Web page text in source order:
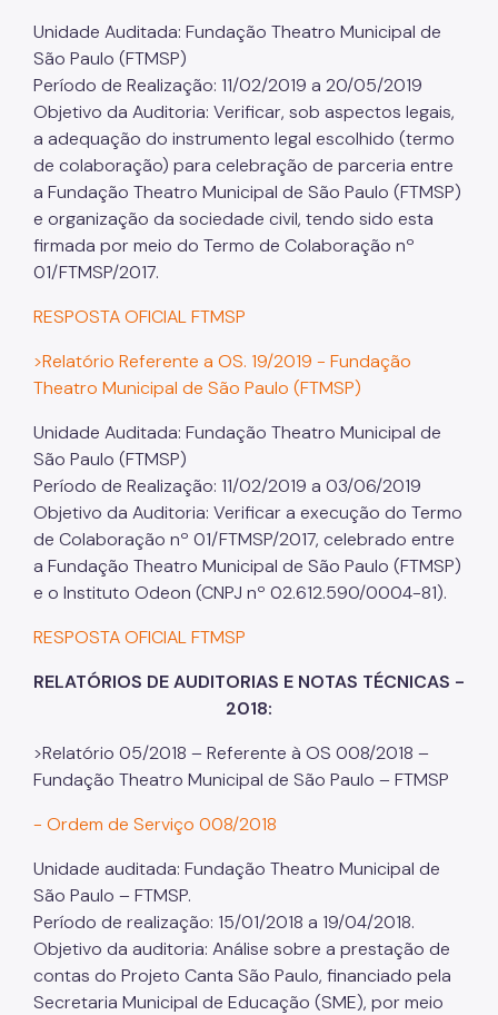
Unidade Auditada: Fundação Theatro Municipal de
São Paulo (FTMSP)
Período de Realização: 11/02/2019 a 20/05/2019
Objetivo da Auditoria: Verificar, sob aspectos legais,
a adequação do instrumento legal escolhido (termo
de colaboração) para celebração de parceria entre
a Fundação Theatro Municipal de São Paulo (FTMSP)
e organização da sociedade civil, tendo sido esta
firmada por meio do Termo de Colaboração nº
01/FTMSP/2017.
RESPOSTA OFICIAL FTMSP
>Relatório Referente a OS. 19/2019 - Fundação
Theatro Municipal de São Paulo (FTMSP)
Unidade Auditada: Fundação Theatro Municipal de
São Paulo (FTMSP)
Período de Realização: 11/02/2019 a 03/06/2019
Objetivo da Auditoria: Verificar a execução do Termo
de Colaboração nº 01/FTMSP/2017, celebrado entre
a Fundação Theatro Municipal de São Paulo (FTMSP)
e o Instituto Odeon (CNPJ nº 02.612.590/0004-81).
RESPOSTA OFICIAL FTMSP
RELATÓRIOS DE AUDITORIAS E NOTAS TÉCNICAS -
2018:
>Relatório 05/2018 – Referente à OS 008/2018 –
Fundação Theatro Municipal de São Paulo – FTMSP
- Ordem de Serviço 008/2018
Unidade auditada: Fundação Theatro Municipal de
São Paulo – FTMSP.
Período de realização: 15/01/2018 a 19/04/2018.
Objetivo da auditoria: Análise sobre a prestação de
contas do Projeto Canta São Paulo, financiado pela
Secretaria Municipal de Educação (SME), por meio